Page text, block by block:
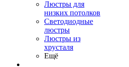
Люстры для
низких потолков
Cветодиодные
люстры
Люстры из
хрусталя
Ещё